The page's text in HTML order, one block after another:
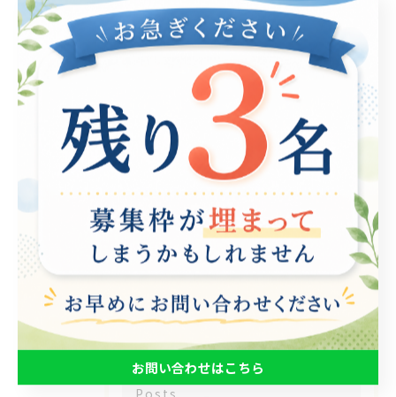
カテゴリー Categories
全てのカテゴリー
在宅支援
動画編集
ゲーム制作
eスポーツ
お知らせ
その他
最近の投稿
Recent
Posts
お問い合わせはこちら